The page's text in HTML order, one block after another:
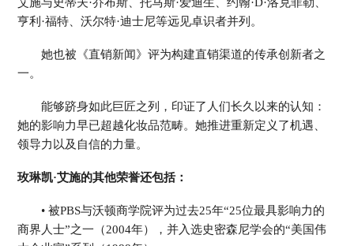
亨利·福特、沃尔特·迪士尼等远见卓识者并列。
她也被《直销新闻》评为构建直销渠道的传承创新者之
一。
能够跻身如此巨匠之列，印证了人们长久以来的认知：
她的影响力早已超越化妆品范畴。她推进重新定义了机遇、
领导力以及自信的力量。
玫琳凯·艾施的其他荣誉还包括：
• 被PBS与沃顿商学院评为过去25年“25位最具影响力的
商界人士”之一（2004年），并入选史密森尼学会的“美国伟